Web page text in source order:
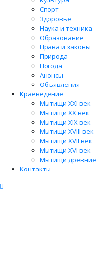
Спорт
Здоровье
Наука и техника
Образование
Права и законы
Природа
Погода
Анонсы
Объявления
Краеведение
Мытищи XXI век
Мытищи XX век
Мытищи XIX век
Мытищи XVIII век
Мытищи XVII век
Мытищи XVI век
Мытищи древние
Контакты